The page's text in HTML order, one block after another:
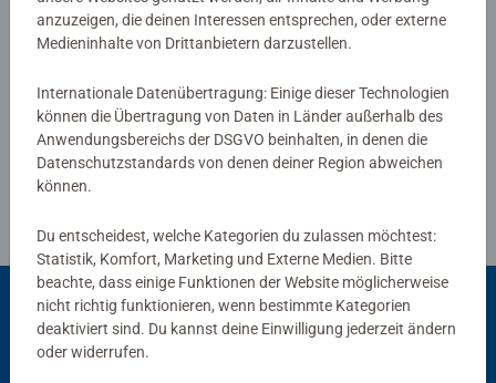
Verfasse eine Bewertung
Richtlinien für Bewertungen
Beliebte Auswahl
anzuzeigen, die deinen Interessen entsprechen, oder externe
Medieninhalte von Drittanbietern darzustellen.
Internationale Datenübertragung: Einige dieser Technologien
können die Übertragung von Daten in Länder außerhalb des
Anwendungsbereichs der DSGVO beinhalten, in denen die
Datenschutzstandards von denen deiner Region abweichen
können.
Du entscheidest, welche Kategorien du zulassen möchtest:
Statistik, Komfort, Marketing und Externe Medien. Bitte
beachte, dass einige Funktionen der Website möglicherweise
nicht richtig funktionieren, wenn bestimmte Kategorien
deaktiviert sind. Du kannst deine Einwilligung jederzeit ändern
oder widerrufen.